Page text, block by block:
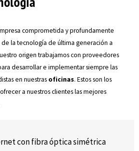
comprometida y profundamente
la tecnología de última generación a
origen trabajamos con proveedores
desarrollar e implementar siempre las
en nuestras oficinas. Estos son los
a nuestros clientes las mejores
con fibra óptica simétrica